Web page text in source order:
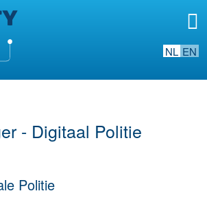
NL EN
- Digitaal Politie
Politie